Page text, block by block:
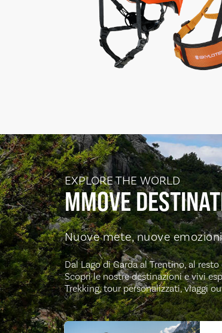
EXPLORE THE WORLD
MMOVE
Nuove mete, nuove
Dal Lago di Garda al Trentino, al
Scopri le nostre destinazioni e vivi
Trekking, tour personalizzati, viaggi